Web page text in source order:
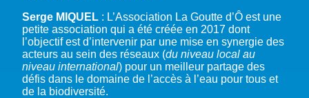
COP28 CLIMAT – DUBAÏ 2023
CONFÉRENCE ONU SUR L’EAU – NEW YORK 2023
TOUS LES ÉVÉNEMENTS
Serge MIQUEL : L’Association La Goutte d’Ô est une
petite association qui a été créée en 2017 dont
l’objectif est d’intervenir par une mise en synergie des
acteurs au sein des réseaux (du niveau local au
niveau international) pour un meilleur partage des
défis dans le domaine de l’accès à l’eau pour tous et
de la biodiversité.